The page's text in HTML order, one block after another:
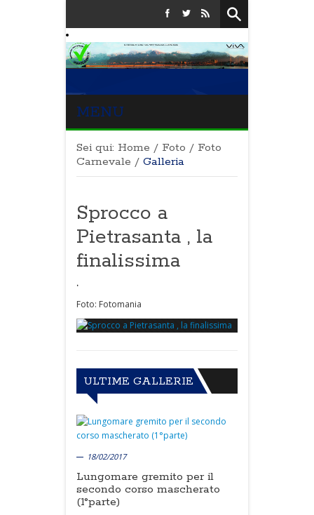
MENU
Sei qui: Home / Foto / Foto
Carnevale / Galleria
Sprocco a
Pietrasanta , la
finalissima
.
Foto: Fotomania
ULTIME GALLERIE
18/02/2017
Lungomare gremito per il
secondo corso mascherato
(1°parte)